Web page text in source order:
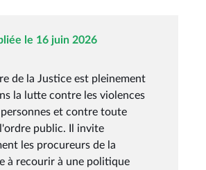
le 16 juin 2026
de la Justice est pleinement
la lutte contre les violences
et contre toute
public. Il invite
les procureurs de la
à recourir à une politique